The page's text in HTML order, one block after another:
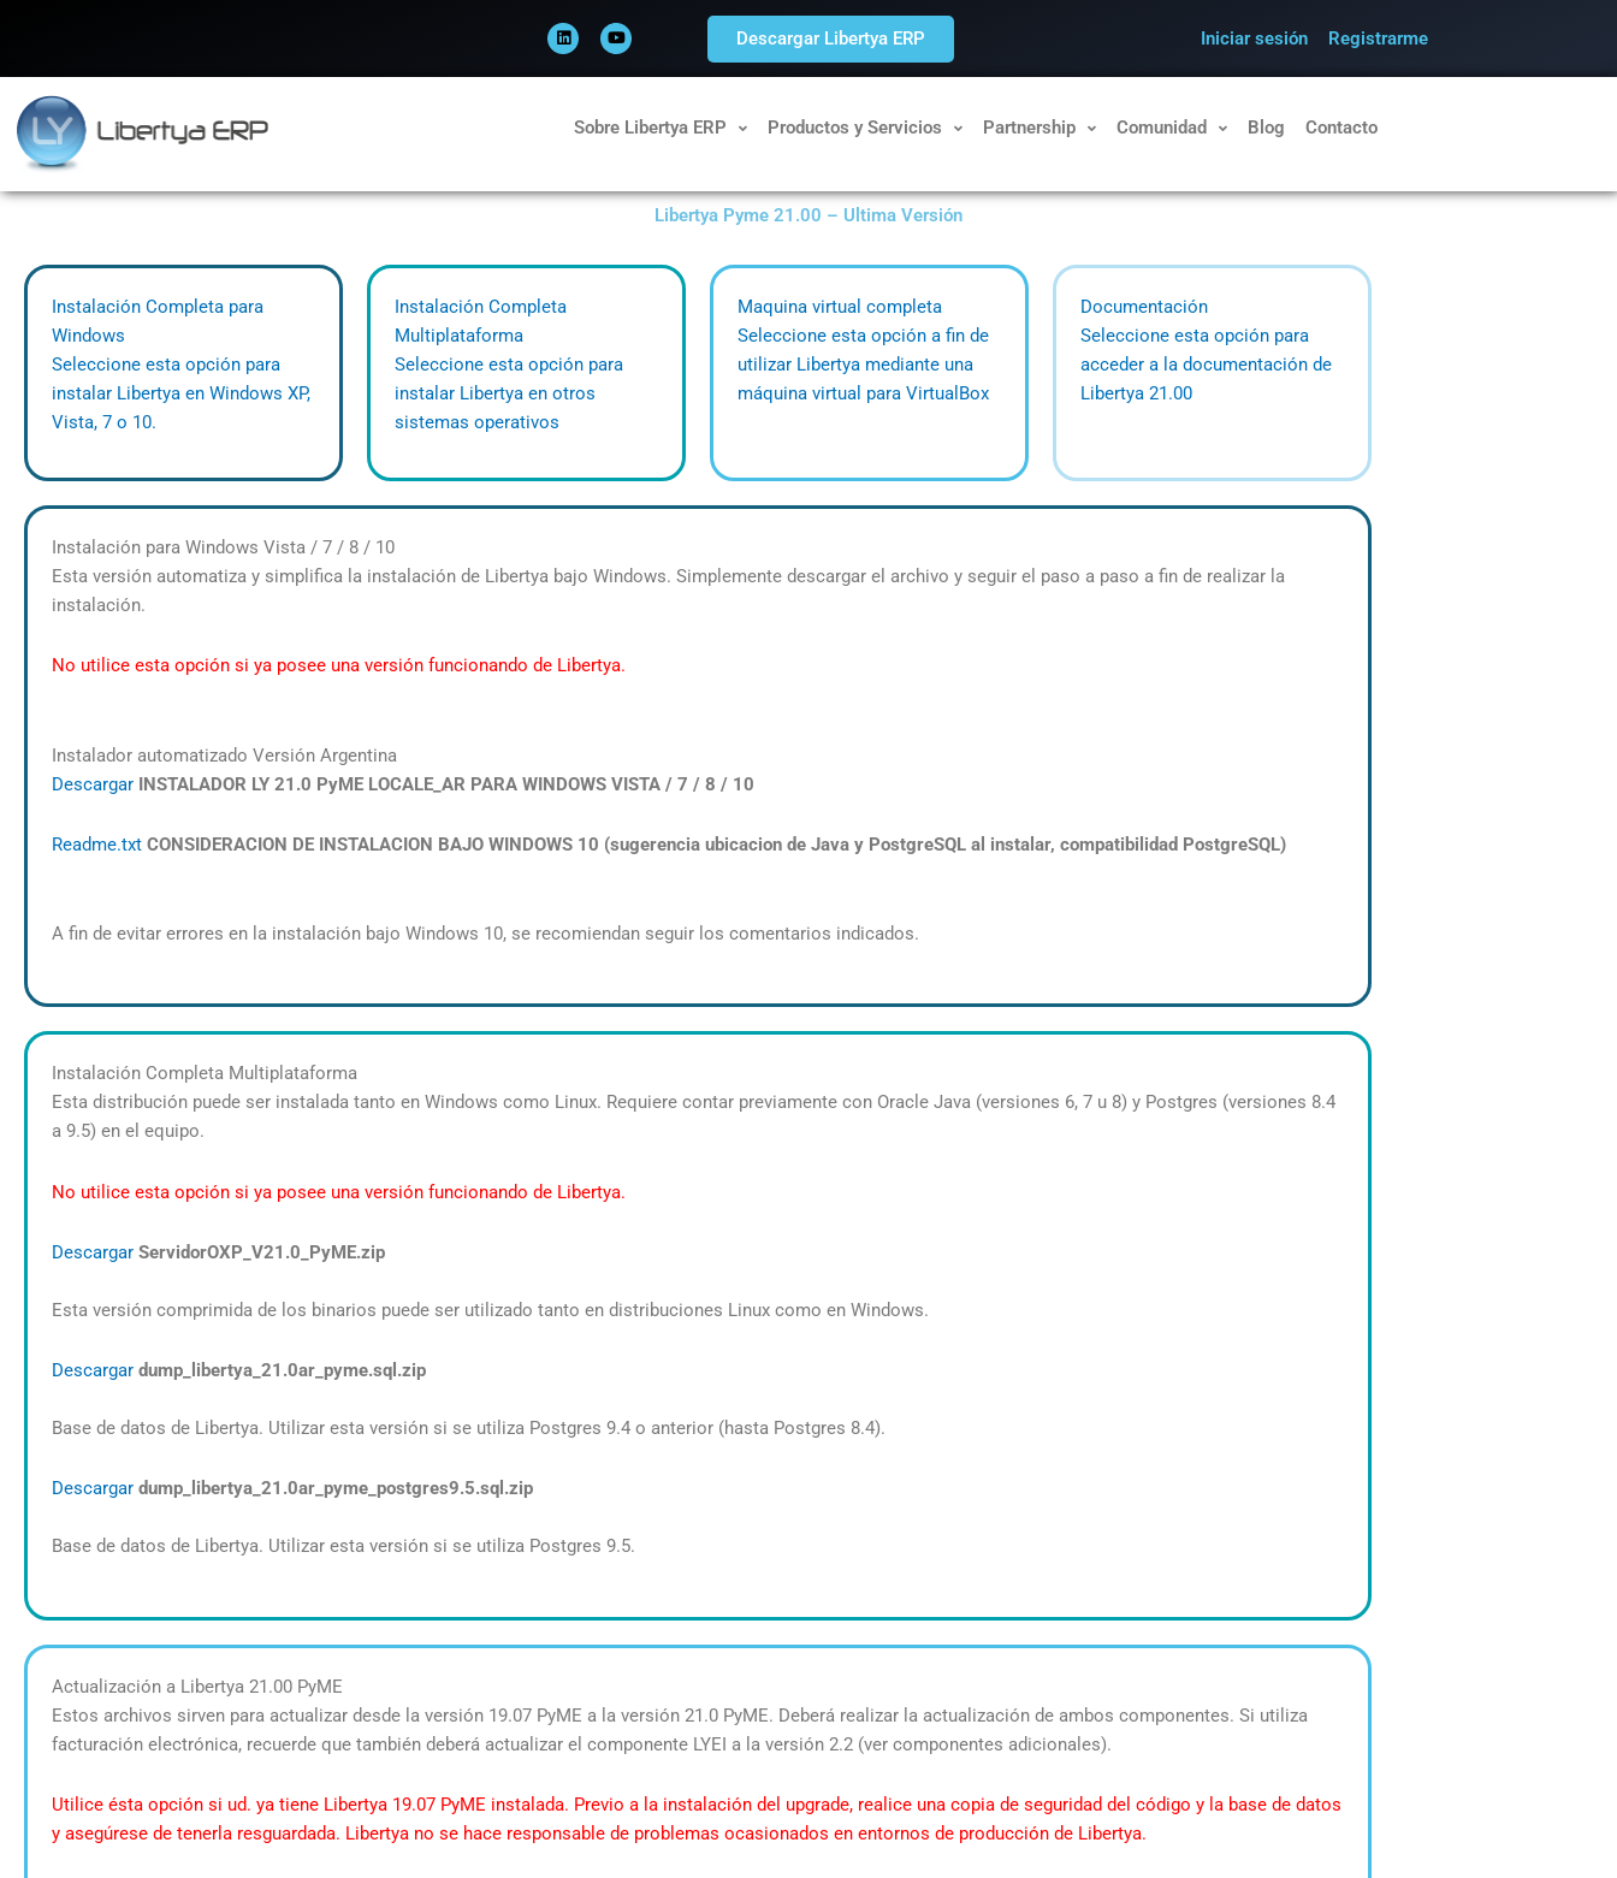
i
n
k
e
o
u
t
u
Descargar Libertya ERP Iniciar sesión Registrarme
Sobre Libertya ERP Productos y Servicios Partnership Comunidad Blog Contacto
Libertya Pyme 21.00 – Ultima Versión
Instalación Completa para
Windows
Seleccione esta opción para
instalar Libertya en Windows XP,
Vista, 7 o 10.
Instalación Completa
Multiplataforma
Seleccione esta opción para
instalar Libertya en otros
sistemas operativos
Maquina virtual completa
Seleccione esta opción a fin de
utilizar Libertya mediante una
máquina virtual para VirtualBox
Documentación
Seleccione esta opción para
acceder a la documentación de
Libertya 21.00
Instalación para Windows Vista / 7 / 8 / 10
Esta versión automatiza y simplifica la instalación de Libertya bajo Windows. Simplemente descargar el archivo y seguir el paso a paso a fin de realizar la
instalación.
No utilice esta opción si ya posee una versión funcionando de Libertya.
Instalador automatizado Versión Argentina
Descargar INSTALADOR LY 21.0 PyME LOCALE_AR PARA WINDOWS VISTA / 7 / 8 / 10
Readme.txt CONSIDERACION DE INSTALACION BAJO WINDOWS 10 (sugerencia ubicacion de Java y PostgreSQL al instalar, compatibilidad PostgreSQL)
A fin de evitar errores en la instalación bajo Windows 10, se recomiendan seguir los comentarios indicados.
Instalación Completa Multiplataforma
Esta distribución puede ser instalada tanto en Windows como Linux. Requiere contar previamente con Oracle Java (versiones 6, 7 u 8) y Postgres (versiones 8.4
a 9.5) en el equipo.
No utilice esta opción si ya posee una versión funcionando de Libertya.
Descargar ServidorOXP_V21.0_PyME.zip
Esta versión comprimida de los binarios puede ser utilizado tanto en distribuciones Linux como en Windows.
Descargar dump_libertya_21.0ar_pyme.sql.zip
Base de datos de Libertya. Utilizar esta versión si se utiliza Postgres 9.4 o anterior (hasta Postgres 8.4).
Descargar dump_libertya_21.0ar_pyme_postgres9.5.sql.zip
Base de datos de Libertya. Utilizar esta versión si se utiliza Postgres 9.5.
Actualización a Libertya 21.00 PyME
Estos archivos sirven para actualizar desde la versión 19.07 PyME a la versión 21.0 PyME. Deberá realizar la actualización de ambos componentes. Si utiliza
facturación electrónica, recuerde que también deberá actualizar el componente LYEI a la versión 2.2 (ver componentes adicionales).
Utilice ésta opción si ud. ya tiene Libertya 19.07 PyME instalada. Previo a la instalación del upgrade, realice una copia de seguridad del código y la base de datos
y asegúrese de tenerla resguardada. Libertya no se hace responsable de problemas ocasionados en entornos de producción de Libertya.